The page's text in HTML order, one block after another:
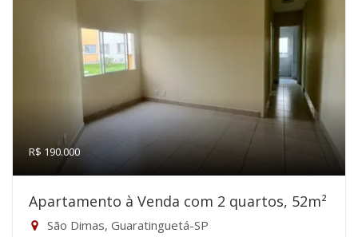
R$ 190.000
Apartamento à Venda com 2 quartos, 52m²
São Dimas, Guaratinguetá-SP